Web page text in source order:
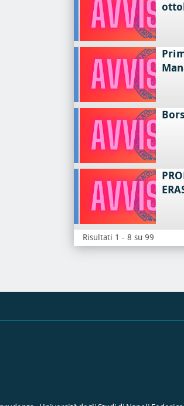
Risultati 1 - 8 su 99